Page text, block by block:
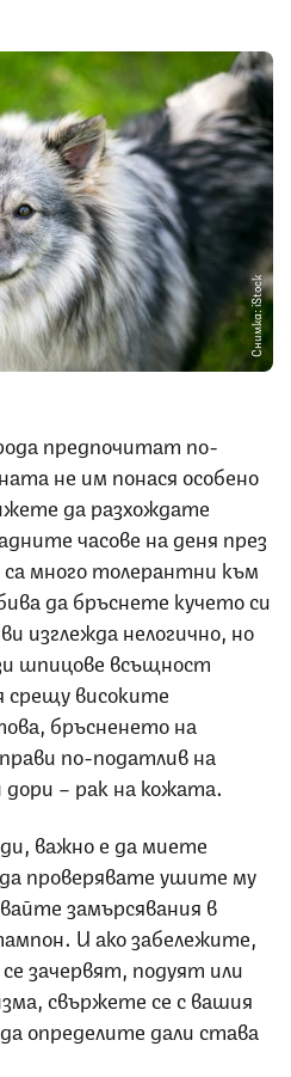
Снимка: iStock
предпочитат по-
не им понася особено
да разхождате
часове на деня през
много толерантни към
да бръснете кучето си
изглежда нелогично, но
шпицове всъщност
срещу високите
бръсненето на
по-податлив на
дори – рак на кожата.
важно е да миете
проверявате ушите му
замърсявания в
И ако забележите,
зачервят, подуят или
свържете се с вашия
определите дали става